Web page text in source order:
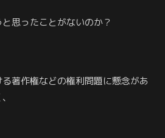
思ったことがないのか？
著作権などの権利問題に懸念があ